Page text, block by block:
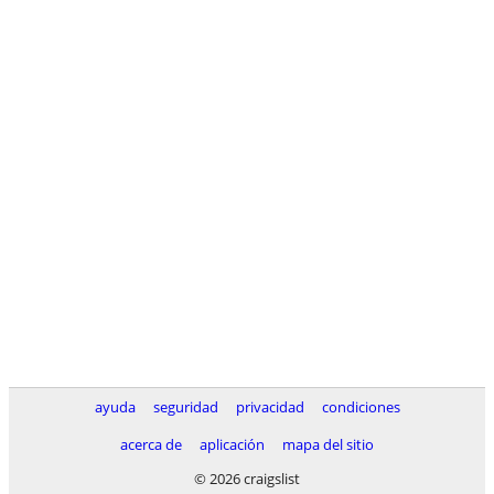
ayuda seguridad privacidad
condiciones
acerca de
aplicación
mapa del sitio
© 2026 craigslist